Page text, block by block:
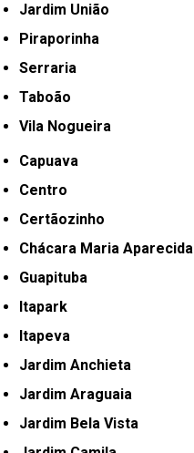
Jardim União
Piraporinha
Serraria
Taboão
Vila Nogueira
Capuava
Centro
Certãozinho
Chácara Maria Aparecida
Guapituba
Itapark
Itapeva
Jardim Anchieta
Jardim Araguaia
Jardim Bela Vista